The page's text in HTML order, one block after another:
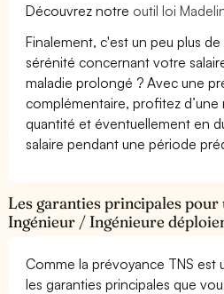
Découvrez notre outil loi
Finalement, c'est un peu plus
sérénité concernant votre
maladie prolongé ? Avec une
complémentaire, profitez
quantité et éventuellement en
salaire pendant une période
Les garanties principales pour
Ingénieur / Ingénieure
Comme la prévoyance TNS est
les garanties principales que